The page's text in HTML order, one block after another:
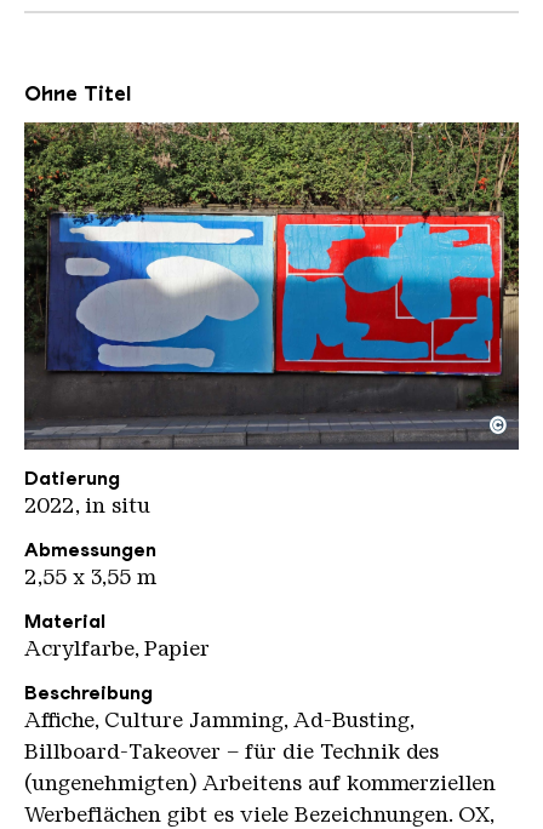
Ohne Titel
OX 4
Copyright: Weltkulturerbe Völklinger Hütte /
©
Datierung
2022, in situ
Abmessungen
2,55 x 3,55 m
Material
Acrylfarbe, Papier
Beschreibung
Affiche, Culture Jamming, Ad-Busting,
Billboard-Takeover – für die Technik des
(ungenehmigten) Arbeitens auf kommerziellen
Werbeflächen gibt es viele Bezeichnungen. OX,